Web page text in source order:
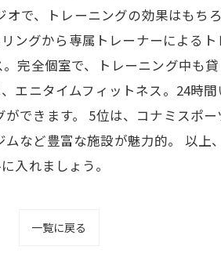
で、トレーニングの効果はもち
ングから専属トレーナーによる
完全個室で、トレーニング中も
エニタイムフィットネス。24時
できます。 5位は、コナミスポ
など豊富な施設が魅力的。 以
入れましょう。
一覧に戻る